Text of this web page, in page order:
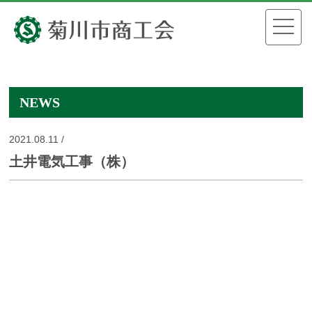
NEWS
2021.08.11 /
土井電気工事（株）